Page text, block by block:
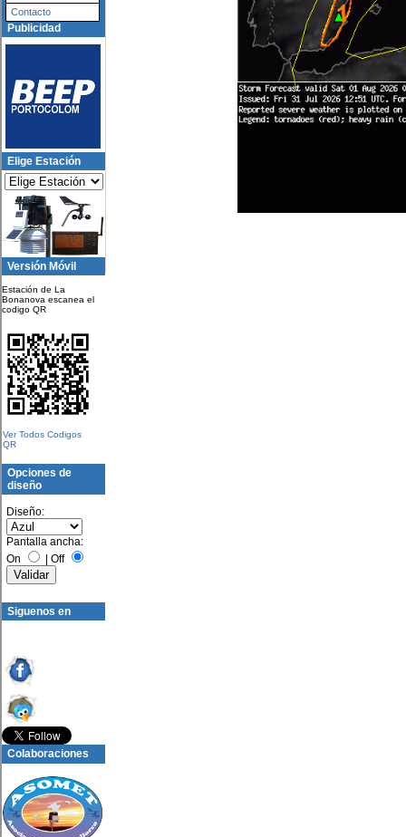
Contacto
Publicidad
Elige Estación
Versión Móvil
Estación de La
Bonanova escanea el
codigo QR
Ver Todos Codigos
QR
Opciones de
diseño
Diseño:
Pantalla ancha:
On
Off
Siguenos en
Colaboraciones